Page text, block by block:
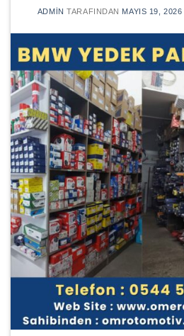
ADMIN TARAFINDAN MAYIS 19, 2026